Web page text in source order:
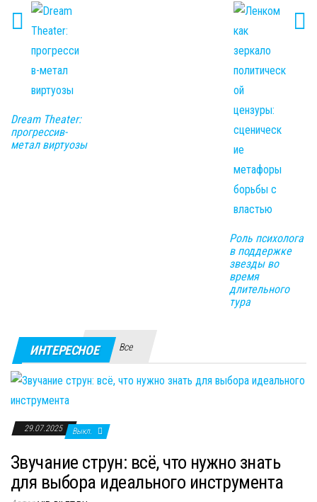
Dream Theater:
прогрессив-
метал виртуозы
Роль психолога
в поддержке
звезды во
время
длительного
тура
ИНТЕРЕСНОЕ Все
29.07.2025 Выкл.
Звучание струн: всё, что нужно знать
для выбора идеального инструмента